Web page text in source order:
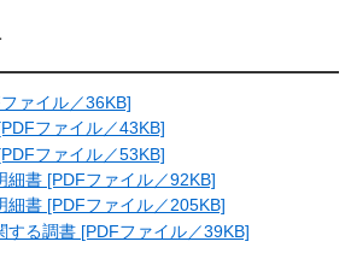
ァイル／36KB]
ファイル／43KB]
ファイル／53KB]
細書 [PDFファイル／92KB]
細書 [PDFファイル／205KB]
する調書 [PDFファイル／39KB]